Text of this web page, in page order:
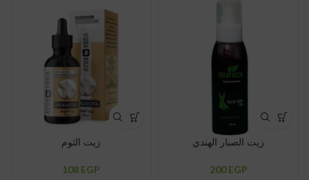
زيت الصبار الهندي
200EGP
زيت الثوم
108 EGP